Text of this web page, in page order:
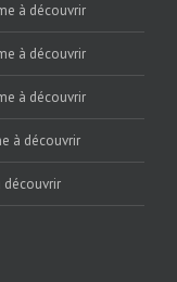
à découvrir
à découvrir
à découvrir
à découvrir
découvrir